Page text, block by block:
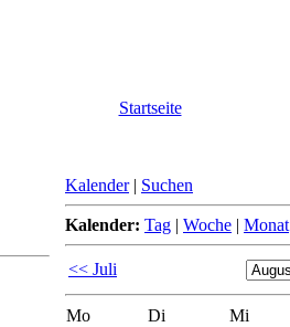
Startseite
Kalender | Suchen
Kalender: Tag | Woche | Monat
<< Juli
Mo Di Mi